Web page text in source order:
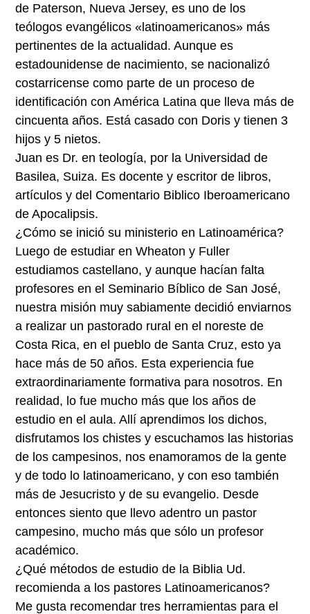
de Paterson, Nueva Jersey, es uno de los
teólogos evangélicos «latinoamericanos» más
pertinentes de la actualidad. Aunque es
estadounidense de nacimiento, se nacionalizó
costarricense como parte de un proceso de
identificación con América Latina que lleva más de
cincuenta años. Está casado con Doris y tienen 3
hijos y 5 nietos.
Juan es Dr. en teología, por la Universidad de
Basilea, Suiza. Es docente y escritor de libros,
artículos y del Comentario Biblico Iberoamericano
de Apocalipsis.
¿Cómo se inició su ministerio en Latinoamérica?
Luego de estudiar en Wheaton y Fuller
estudiamos castellano, y aunque hacían falta
profesores en el Seminario Bíblico de San José,
nuestra misión muy sabiamente decidió enviarnos
a realizar un pastorado rural en el noreste de
Costa Rica, en el pueblo de Santa Cruz, esto ya
hace más de 50 años. Esta experiencia fue
extraordinariamente formativa para nosotros. En
realidad, lo fue mucho más que los años de
estudio en el aula. Allí aprendimos los dichos,
disfrutamos los chistes y escuchamos las historias
de los campesinos, nos enamoramos de la gente
y de todo lo latinoamericano, y con eso también
más de Jesucristo y de su evangelio. Desde
entonces siento que llevo adentro un pastor
campesino, mucho más que sólo un profesor
académico.
¿Qué métodos de estudio de la Biblia Ud.
recomienda a los pastores Latinoamericanos?
Me gusta recomendar tres herramientas para el